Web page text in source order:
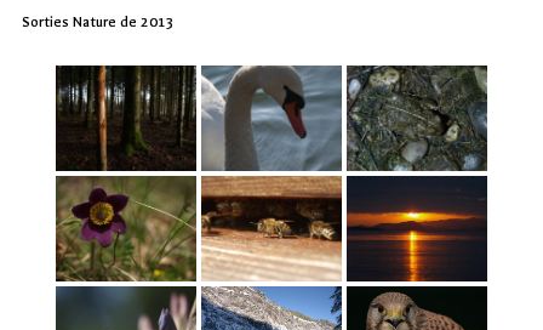
Sorties Nature de 2013